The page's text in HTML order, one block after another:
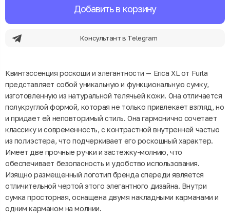
Добавить в корзину
Консультант в Telegram
Квинтэссенция роскоши и элегантности — Erica XL от Furla
представляет собой уникальную и функциональную сумку,
изготовленную из натуральной телячьей кожи. Она отличается
полукруглой формой, которая не только привлекает взгляд, но
и придает ей неповторимый стиль. Она гармонично сочетает
классику и современность, с контрастной внутренней частью
из полиэстера, что подчеркивает его роскошный характер.
Имеет две прочные ручки и застежку-молнию, что
обеспечивает безопасность и удобство использования.
Изящно размещенный логотип бренда спереди является
отличительной чертой этого элегантного дизайна. Внутри
сумка просторная, оснащена двумя накладными карманами и
одним карманом на молнии.